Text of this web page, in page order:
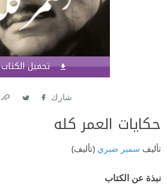
تحميل الكتاب
شارك
حكايات العمر كله
تأليف سمير صبري (تأليف)
نبذة عن الكتاب